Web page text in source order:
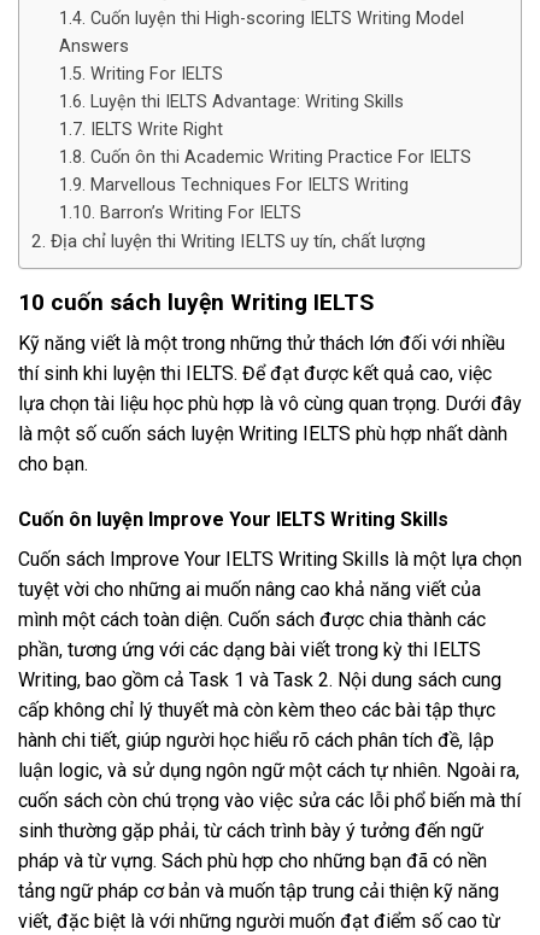
Cuốn luyện thi High-scoring IELTS Writing Model
Answers
Writing For IELTS
Luyện thi IELTS Advantage: Writing Skills
IELTS Write Right
Cuốn ôn thi Academic Writing Practice For IELTS
Marvellous Techniques For IELTS Writing
Barron’s Writing For IELTS
Địa chỉ luyện thi Writing IELTS uy tín, chất lượng
10 cuốn sách luyện Writing IELTS
Kỹ năng viết là một trong những thử thách lớn đối với nhiều
thí sinh khi luyện thi IELTS. Để đạt được kết quả cao, việc
lựa chọn tài liệu học phù hợp là vô cùng quan trọng. Dưới đây
là một số cuốn sách luyện Writing IELTS phù hợp nhất dành
cho bạn.
Cuốn ôn luyện Improve Your IELTS Writing Skills
Cuốn sách Improve Your IELTS Writing Skills là một lựa chọn
tuyệt vời cho những ai muốn nâng cao khả năng viết của
mình một cách toàn diện. Cuốn sách được chia thành các
phần, tương ứng với các dạng bài viết trong kỳ thi IELTS
Writing, bao gồm cả Task 1 và Task 2. Nội dung sách cung
cấp không chỉ lý thuyết mà còn kèm theo các bài tập thực
hành chi tiết, giúp người học hiểu rõ cách phân tích đề, lập
luận logic, và sử dụng ngôn ngữ một cách tự nhiên. Ngoài ra,
cuốn sách còn chú trọng vào việc sửa các lỗi phổ biến mà thí
sinh thường gặp phải, từ cách trình bày ý tưởng đến ngữ
pháp và từ vựng. Sách phù hợp cho những bạn đã có nền
tảng ngữ pháp cơ bản và muốn tập trung cải thiện kỹ năng
viết, đặc biệt là với những người muốn đạt điểm số cao từ